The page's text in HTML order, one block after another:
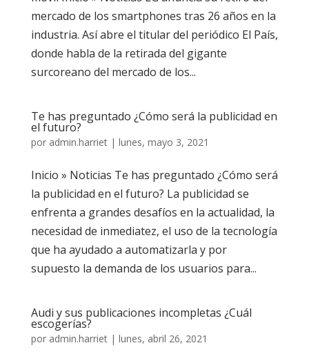
mercado de los smartphones tras 26 años en la
industria. Así abre el titular del periódico El País,
donde habla de la retirada del gigante
surcoreano del mercado de los...
Te has preguntado ¿Cómo será la publicidad en
el futuro?
por admin.harriet| lunes, mayo 3, 2021
Inicio » Noticias Te has preguntado ¿Cómo será
la publicidad en el futuro? La publicidad se
enfrenta a grandes desafíos en la actualidad, la
necesidad de inmediatez, el uso de la tecnología
que ha ayudado a automatizarla y por
supuesto la demanda de los usuarios para...
Audi y sus publicaciones incompletas ¿Cuál
escogerías?
por admin.harriet| lunes, abril 26, 2021